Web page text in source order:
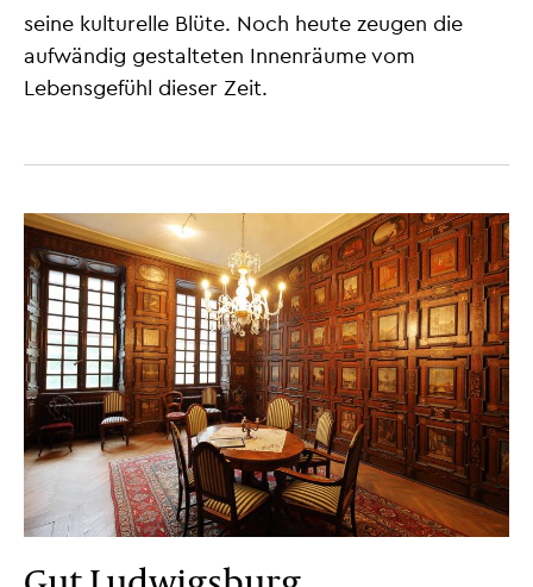
seine kulturelle Blüte. Noch heute zeugen die
aufwändig gestalteten Innenräume vom
Lebensgefühl dieser Zeit.